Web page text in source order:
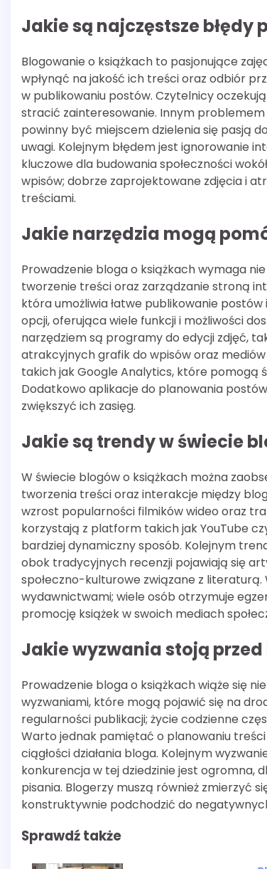
Jakie są najczęstsze błędy
Blogowanie o książkach to pasjonujące
wpłynąć na jakość ich treści oraz odbiór
w publikowaniu postów. Czytelnicy
stracić zainteresowanie. Innym problemem
powinny być miejscem dzielenia się pasją
uwagi. Kolejnym błędem jest ignorowanie
kluczowe dla budowania społeczności
wpisów; dobrze zaprojektowane zdjęcia i
treściami.
Jakie narzędzia mogą
Prowadzenie bloga o książkach wymaga
tworzenie treści oraz zarządzanie stroną
która umożliwia łatwe publikowanie
opcji, oferująca wiele funkcji i możliwości
narzędziem są programy do edycji zdjęć,
atrakcyjnych grafik do wpisów oraz
takich jak Google Analytics, które pomogą
Dodatkowo aplikacje do planowania
zwiększyć ich zasięg.
Jakie są trendy w świecie
W świecie blogów o książkach można
tworzenia treści oraz interakcje między
wzrost popularności filmików wideo oraz
korzystają z platform takich jak YouTube
bardziej dynamiczny sposób. Kolejnym
obok tradycyjnych recenzji pojawiają się
społeczno-kulturowe związane z
wydawnictwami; wiele osób otrzymuje
promocję książek w swoich mediach
Jakie wyzwania stoją
Prowadzenie bloga o książkach wiąże się
wyzwaniami, które mogą pojawić się na
regularności publikacji; życie codzienne
Warto jednak pamiętać o planowaniu
ciągłości działania bloga. Kolejnym
konkurencja w tej dziedzinie jest
pisania. Blogerzy muszą również zmierzyć
konstruktywnie podchodzić do
Sprawdź także